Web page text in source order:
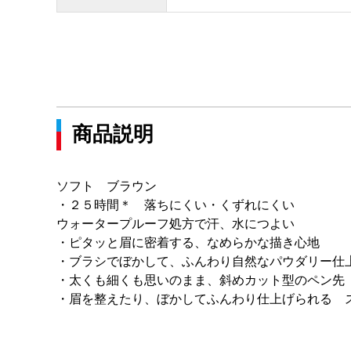
商品説明
ソフト ブラウン
・２５時間＊ 落ちにくい・くずれにくい
ウォータープルーフ処方で汗、水につよい
・ピタッと眉に密着する、なめらかな描き心地
・ブラシでぼかして、ふんわり自然なパウダリー仕
・太くも細くも思いのまま、斜めカット型のペン先
・眉を整えたり、ぼかしてふんわり仕上げられる